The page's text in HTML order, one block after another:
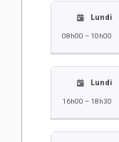
Lundi
08h00 – 10h00
Lundi
16h00 – 18h30